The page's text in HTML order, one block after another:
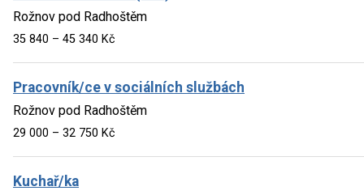
Rožnov pod Radhoštěm
35 840 – 45 340 Kč
Pracovník/ce v sociálních službách
Rožnov pod Radhoštěm
29 000 – 32 750 Kč
Kuchař/ka